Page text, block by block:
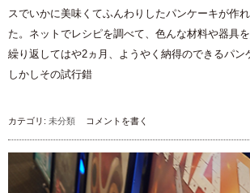
スでいかに美味くてふんわりしたパンケーキが作
た。ネットでレシピを調べて、色んな材料や器具
繰り返してはや2ヵ月、ようやく納得のできるパン
しかしその試行錯
カテゴリ: 未分類 コメントを書く